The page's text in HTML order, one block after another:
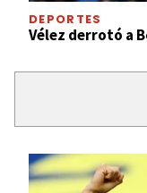
DEPORTES
Vélez derrotó a